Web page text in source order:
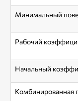
Минимальный
Рабочий
Начальный
Комбинированная